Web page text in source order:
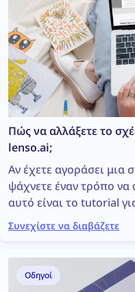
Πώς να αλλάξετε το
lenso.ai;
Αν έχετε αγοράσει μια
ψάχνετε έναν τρόπο να
αυτό είναι το tutorial
αναβαθμίσετε,
συνδρομή σας, και πώς
Συνεχίστε να διαβάζετε
Οδηγοί